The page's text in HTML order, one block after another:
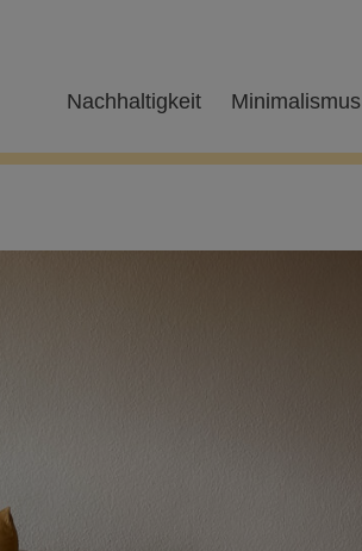
Nachhaltigkeit Minimalismus